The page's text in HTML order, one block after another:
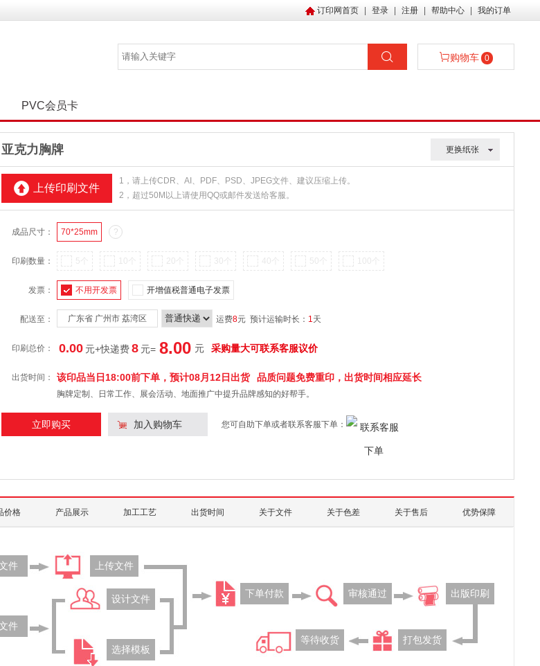
订印网首页 登录 注册 帮助中心 我的订单
购物车 0
PVC会员卡
亚克力胸牌 更换纸张
上传印刷文件
1，请上传CDR、AI、PDF、PSD、JPEG文件、建议压缩上传。
2，超过50M以上请使用QQ或邮件发送给客服。
成品尺寸： 70*25mm ?
印刷数量： 5个 20个 30个 50个
发票： 不用开发票 开增值税普通电子发票
配送至： 广东省 广州市 荔湾区 运费8元 预计运输时长： 1天
印刷总价： 0.00 元+快递费8 元= 8.00 元 采购量大可联系客服议价
出货时间： 该印品当日18:00前下单，预计08月12日 出货 品质问题免费重印，出货时间相应延长
胸牌定制、日常工作、展会活动、地面推广中提升品牌感知的好帮手。
立即购买 加入购物车 您可自助下单或者联系客服下单：
价格 产品展示 加工工艺 出货时间 关于文件 关于色差 关于售后 优势保障
件
件
上传文件
设计文件
选择模板
下单付款 审核通过 出版印刷
打包发货
等待收货